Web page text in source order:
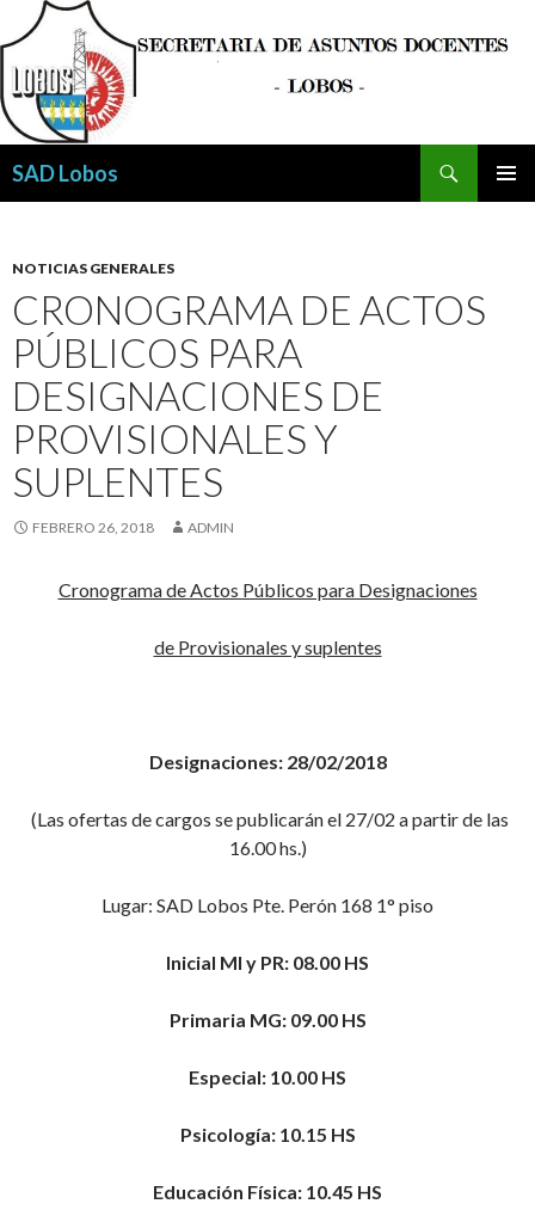
SAD Lobos
NOTICIAS GENERALES
CRONOGRAMA DE ACTOS
PÚBLICOS PARA
DESIGNACIONES DE
PROVISIONALES Y
SUPLENTES
FEBRERO 26, 2018 ADMIN
Cronograma de Actos Públicos para Designaciones
de Provisionales y suplentes
Designaciones: 28/02/2018
(Las ofertas de cargos se publicarán el 27/02 a partir de las
16.00 hs.)
Lugar: SAD Lobos Pte. Perón 168 1° piso
Inicial MI y PR: 08.00 HS
Primaria MG: 09.00 HS
Especial: 10.00 HS
Psicología: 10.15 HS
Educación Física: 10.45 HS